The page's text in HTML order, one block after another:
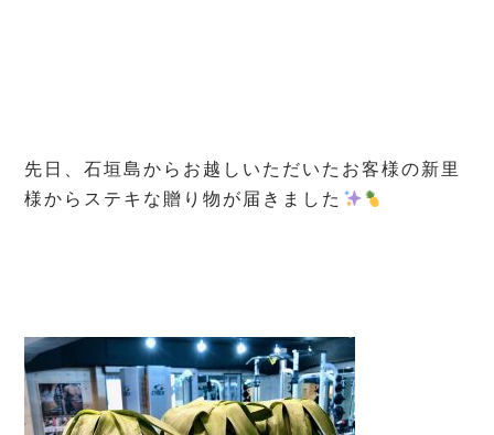
先日、石垣島からお越しいただいたお客様の新里
様からステキな贈り物が届きました